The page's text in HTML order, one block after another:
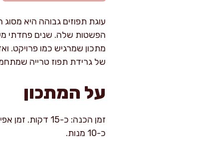
עוגת תפוזים גבוהה היא
הפשטות שלה. שנים פחדתי
מתכון שמרגיש כמו פרויקט.
של גרידת תפוז טרייה
על המתכון
כ-10 מנות.